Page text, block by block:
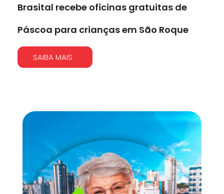
Brasital recebe oficinas gratuitas de
Páscoa para crianças em São Roque
SAIBA MAIS